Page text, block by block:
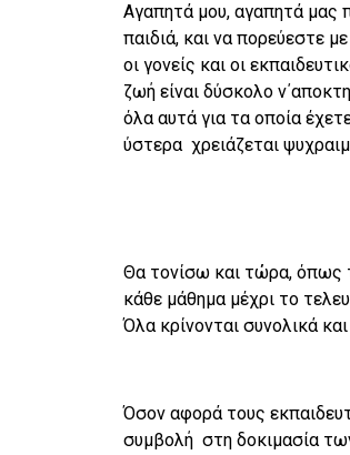
Αγαπητά μου, αγαπητά μας
παιδιά, και να πορεύεστε
οι γονείς και οι
ζωή είναι δύσκολο
όλα αυτά για τα οποία
ύστερα χρειάζεται
Θα τονίσω και τώρα, όπως
κάθε μάθημα μέχρι το
Όλα κρίνονται συνολικά
Όσον αφορά τους
συμβολή στη δοκιμασία